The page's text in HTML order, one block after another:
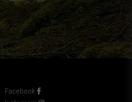
Facebook